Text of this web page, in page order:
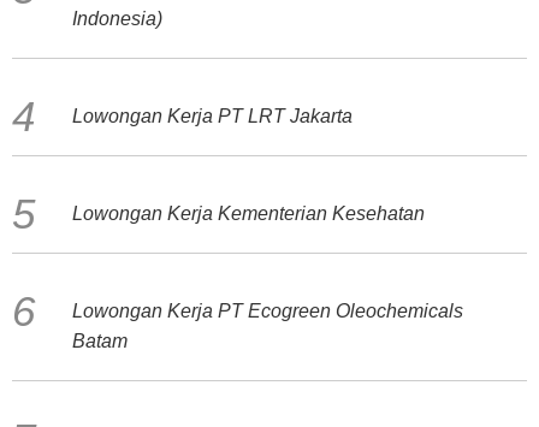
Indonesia)
Lowongan Kerja PT LRT Jakarta
Lowongan Kerja Kementerian Kesehatan
Lowongan Kerja PT Ecogreen Oleochemicals
Batam